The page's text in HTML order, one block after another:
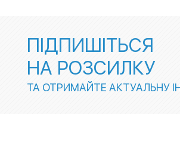
ПІДПИШІТЬСЯ
НА РОЗСИЛКУ
ТА ОТРИМАЙТЕ АКТУАЛЬНУ